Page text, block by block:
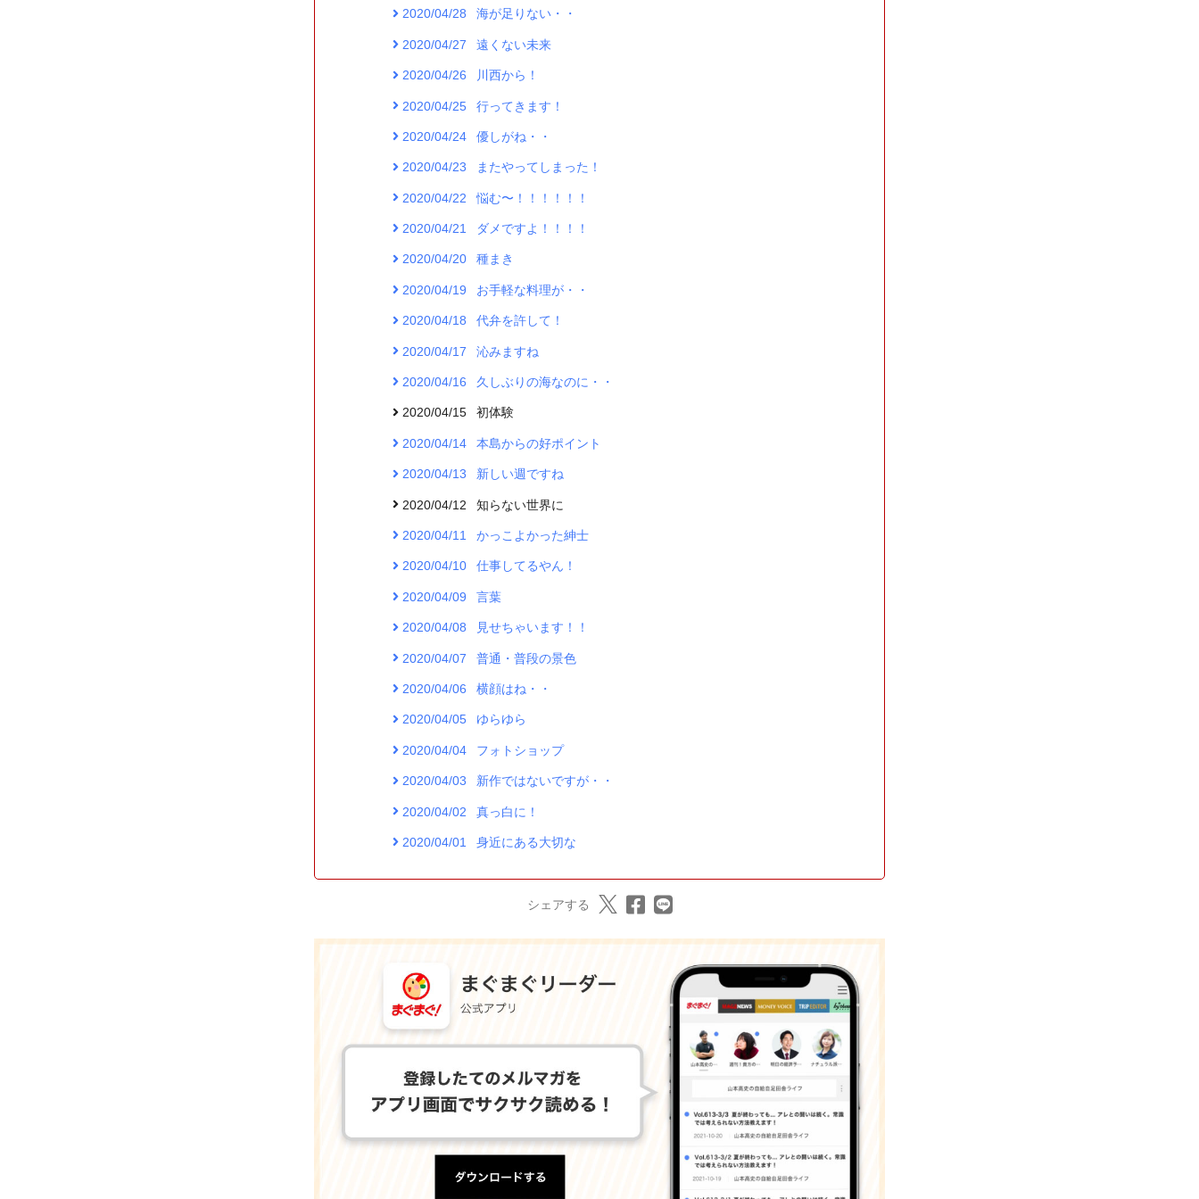
2020/04/28 海が足りない・・
2020/04/27 遠くない未来
2020/04/26 川西から！
2020/04/25 行ってきます！
2020/04/24 優しがね・・
2020/04/23 またやってしまった！
2020/04/22 悩む〜！！！！！！
2020/04/21 ダメですよ！！！！
2020/04/20 種まき
2020/04/19 お手軽な料理が・・
2020/04/18 代弁を許して！
2020/04/17 沁みますね
2020/04/16 久しぶりの海なのに・・
2020/04/15 初体験
2020/04/14 本島からの好ポイント
2020/04/13 新しい週ですね
2020/04/12 知らない世界に
2020/04/11 かっこよかった紳士
2020/04/10 仕事してるやん！
2020/04/09 言葉
2020/04/08 見せちゃいます！！
2020/04/07 普通・普段の景色
2020/04/06 横顔はね・・
2020/04/05 ゆらゆら
2020/04/04 フォトショップ
2020/04/03 新作ではないですが・・
2020/04/02 真っ白に！
2020/04/01 身近にある大切な
シェアする